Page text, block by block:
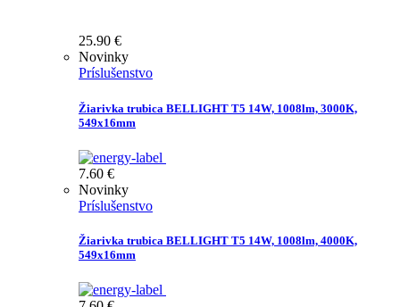
25.90 €
Novinky
Príslušenstvo
Žiarivka trubica BELLIGHT T5 14W, 1008lm, 3000K,
549x16mm
7.60 €
Novinky
Príslušenstvo
Žiarivka trubica BELLIGHT T5 14W, 1008lm, 4000K,
549x16mm